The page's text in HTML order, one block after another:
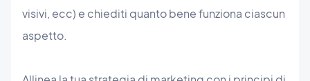
visivi, ecc) e chiediti quanto bene funziona ciascun
aspetto.